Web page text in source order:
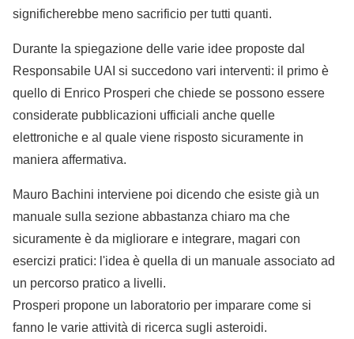
significherebbe meno sacrificio per tutti quanti.
Durante la spiegazione delle varie idee proposte dal
Responsabile UAI si succedono vari interventi: il primo è
quello di Enrico Prosperi che chiede se possono essere
considerate pubblicazioni ufficiali anche quelle
elettroniche e al quale viene risposto sicuramente in
maniera affermativa.
Mauro Bachini interviene poi dicendo che esiste già un
manuale sulla sezione abbastanza chiaro ma che
sicuramente è da migliorare e integrare, magari con
esercizi pratici: l'idea è quella di un manuale associato ad
un percorso pratico a livelli.
Prosperi propone un laboratorio per imparare come si
fanno le varie attività di ricerca sugli asteroidi.